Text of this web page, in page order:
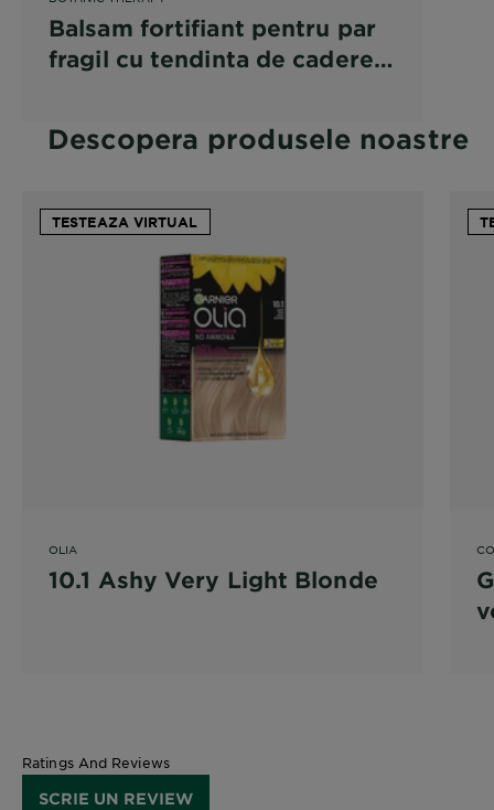
Balsam fortifiant pentru par
fragil cu tendinta de cadere
Descopera produsele noastre
TESTEAZA VIRTUAL
OLIA
10.1 Ashy Very Light Blonde
Ratings And Reviews
SCRIE UN REVIEW